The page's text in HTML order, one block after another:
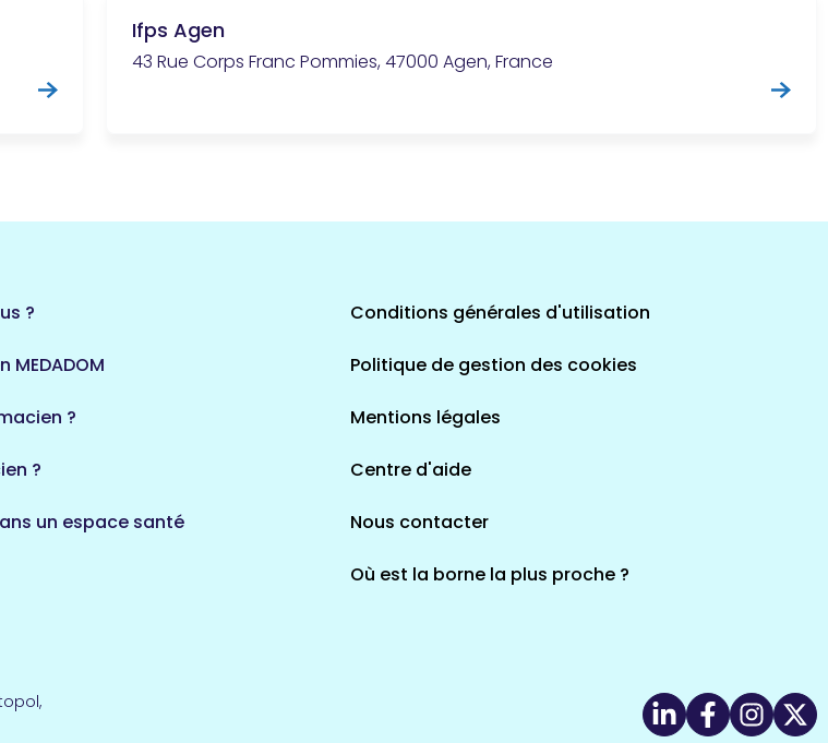
Ifps Agen
43 Rue Corps Franc Pommies, 47000 Agen, France
?
MEDADOM
?
?
un espace santé
Conditions générales d'utilisation
Politique de gestion des cookies
Mentions légales
Centre d'aide
Nous contacter
Où est la borne la plus proche ?